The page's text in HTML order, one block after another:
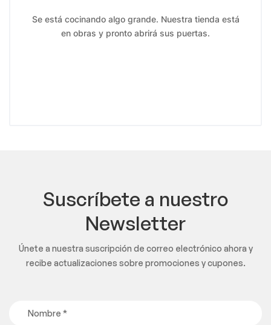
Se está cocinando algo grande. Nuestra tienda está
en obras y pronto abrirá sus puertas.
Suscríbete a nuestro
Newsletter
Únete a nuestra suscripción de correo electrónico ahora y
recibe actualizaciones sobre promociones y cupones.